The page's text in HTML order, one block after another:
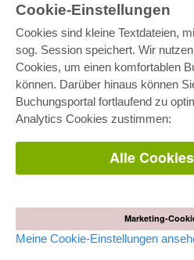
Cookie-Einstellungen
Cookies sind kleine Textdateien,
sog. Session speichert. Wir
Cookies, um einen komfortablen
können. Darüber hinaus können
Buchungsportal fortlaufend zu
Analytics Cookies zustimmen:
Alle
Marketing-
Meine Cookie-Einstellungen
E-COLLECTION
Gesamtpaket
Fachbereichspakete
Bereitstellung von E-Books
Häufig gestellte Fragen (FAQ)
AGB